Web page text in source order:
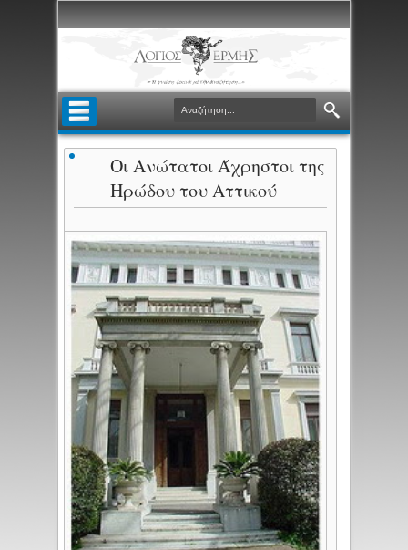
Οι Ανώτατοι Άχρηστοι της
Ηρώδου του Αττικού